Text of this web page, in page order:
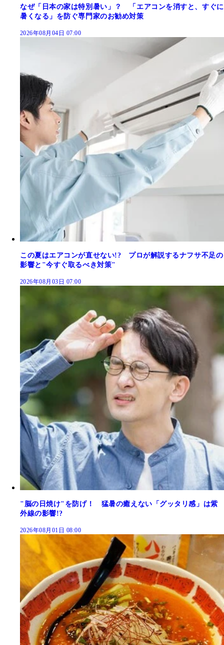
なぜ「日本の家は特別暑い」？ 「エアコンを消すと、すぐに
暑くなる」を防ぐ専門家のお勧め対策
2026年08月04日 07:00
この夏はエアコンが直せない!? プロが解説するナフサ不足の
影響と"今すぐ取るべき対策"
2026年08月03日 07:00
"脳の日焼け"を防げ！ 猛暑の癒えない「グッタリ感」は紫
外線の影響!?
2026年08月01日 08:00